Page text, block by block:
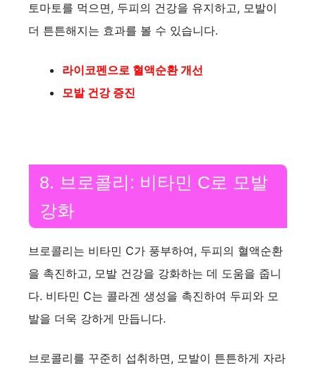
토마토를 먹으면, 두피의 건강을 유지하고, 모발이
더 튼튼해지는 효과를 볼 수 있습니다.
라이코펜으로 혈액순환 개선
모발 건강 증진
8. 브로콜리: 비타민 C로 모발
강화
브로콜리는 비타민 C가 풍부하여, 두피의 혈액순환
을 촉진하고, 모발 건강을 강화하는 데 도움을 줍니
다. 비타민 C는 콜라겐 생성을 촉진하여 두피와 모
발을 더욱 강하게 만듭니다.
브로콜리를 꾸준히 섭취하면, 모발이 튼튼하게 자라